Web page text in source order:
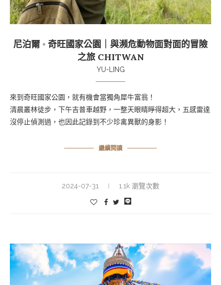
尼泊爾 ◦ 奇旺國家公園｜與瀕危動物面對面的冒險
之旅 CHITWAN
YU-LING
來到奇旺國家公園，就有機會當獨角犀牛富翁！
清晨叢林徒步，下午吉普車越野，一整天眼睛睜得超大，五感雷達
沒停止偵測過，也因此記錄到不少珍禽異獸的身影！
繼續閱讀
2024-07-31 1.1k 瀏覽次數